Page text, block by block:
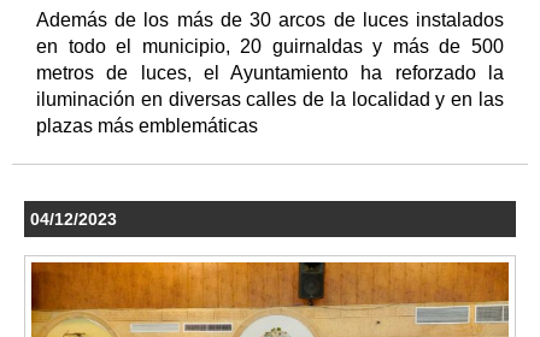
Además de los más de 30 arcos de luces instalados
en todo el municipio, 20 guirnaldas y más de 500
metros de luces, el Ayuntamiento ha reforzado la
iluminación en diversas calles de la localidad y en las
plazas más emblemáticas
04/12/2023